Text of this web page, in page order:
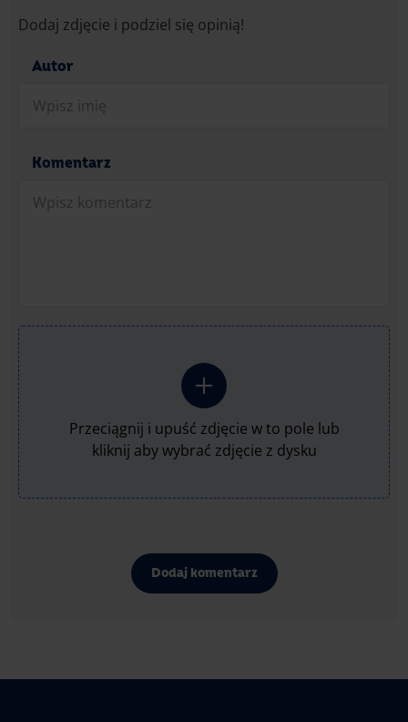
Dodaj zdjęcie i podziel się opinią!
Autor
Komentarz
Przeciągnij i upuść zdjęcie w to pole lub
kliknij aby wybrać zdjęcie z dysku
Dodaj komentarz